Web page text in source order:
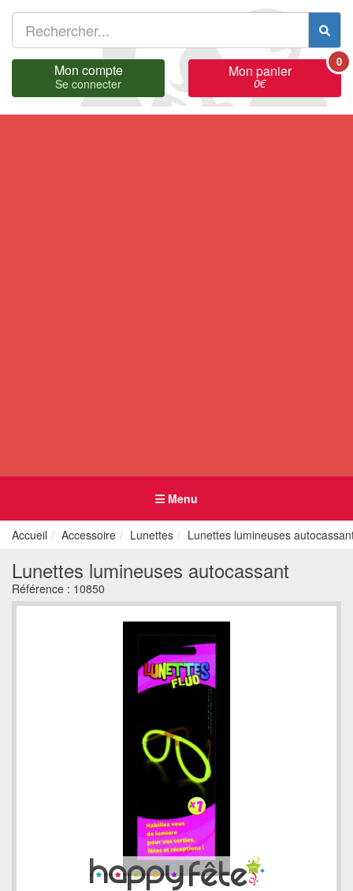
Mon compte
Se connecter
Mon panier
0€
0
Menu
Accueil Accessoire Lunettes Lunettes lumineuses
Lunettes lumineuses autocassant
Référence : 10850